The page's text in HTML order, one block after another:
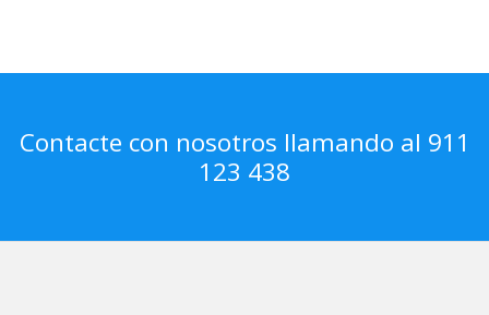
Contacte con nosotros llamando al 911
123 438